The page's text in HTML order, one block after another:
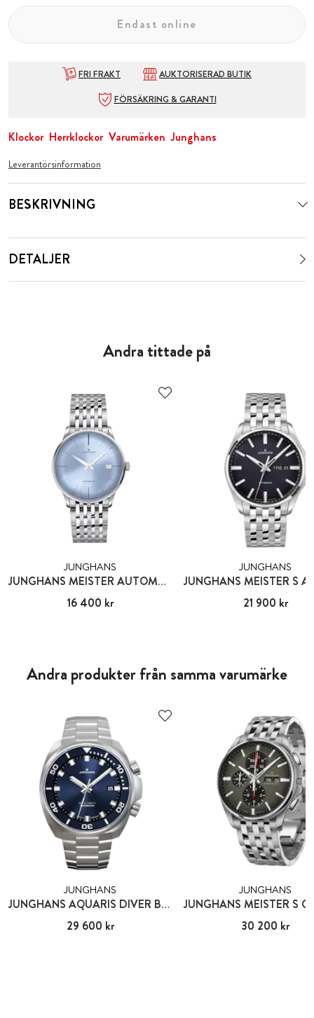
Endast online
FRI FRAKT
AUKTORISERAD BUTIK
FÖRSÄKRING & GARANTI
Klockor Herrklockor Varumärken Junghans
Leverantörsinformation
BESKRIVNING
DETALJER
Andra tittade på
JUNGHANS
JUNGHANS MEISTER AUTOMATIC
Pris: 16 400 kr
16 400 kr
JUNGHANS
Pris: 21 900 kr
21 900 kr
Andra produkter från samma varumärke
JUNGHANS
JUNGHANS AQUARIS DIVER BLUE
Pris:29 600 kr
29 600 kr
JUNGHANS
Pris:30 200 kr
30 200 kr